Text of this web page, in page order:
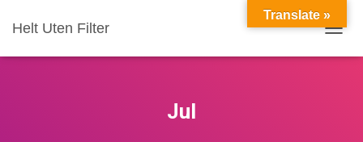
Helt Uten Filter
Jul
Translate »